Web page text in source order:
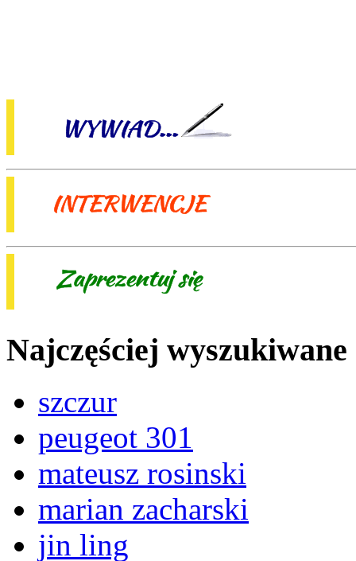
Najczęściej wyszukiwane
szczur
peugeot 301
mateusz rosinski
marian zacharski
jin ling